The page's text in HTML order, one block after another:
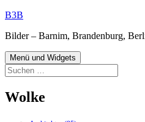
Zum
springen
B3B
Bilder – Barnim, Brandenburg,
Menü und Widgets
Suchen
nach:
Wolke